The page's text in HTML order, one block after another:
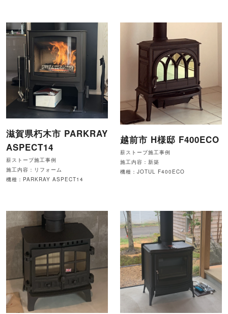
滋賀県朽木市 PARKRAY
ASPECT14
薪ストーブ施工事例
施工内容：リフォーム
機種：PARKRAY ASPECT14
越前市 H様邸 F400ECO
薪ストーブ施工事例
施工内容：新築
機種：JOTUL F400ECO